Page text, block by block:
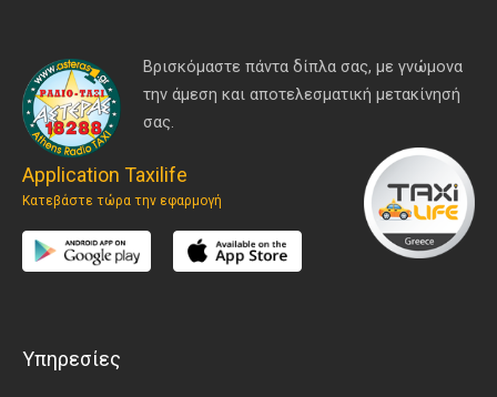
Βρισκόμαστε πάντα δίπλα σας, με γνώμονα
την άμεση και αποτελεσματική μετακίνησή
σας.
Application Taxilife
Κατεβάστε τώρα την εφαρμογή
Υπηρεσίες